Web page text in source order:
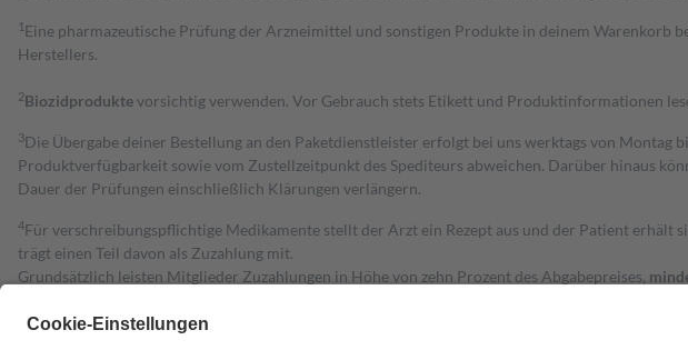
1 Eine pharmazeutische Prüfung der Arzneimittel und sonstigen Produkte in deinem
Herstellers.
2Biozidproduktevorsichtig verwenden. Vor Gebrauch stets Etikett und Produktinformationen
3Die Übergabe deiner Bestellung an den Paketdienstleister erfolgt bei uns werktags von
Produktverfügbarkeit sowie vom Zustellzeitpunkt des Spediteurs abweichen. Darüber hinaus
Dauer der Prüfungen einschließlich Klärungen verlängern.
4Für verschreibungspflichtige Medikamente stellt der Arzt ein Rezept aus und der Patient
trägt einen Teil davon als Zuzahlung mit.
Grundsätzlich leisten Mitglieder Zuzahlungen in Höhe von zehn Prozent des Abgabepreises,
Diese Regeln gelten grundsätzlich auch für Online-Apotheken.